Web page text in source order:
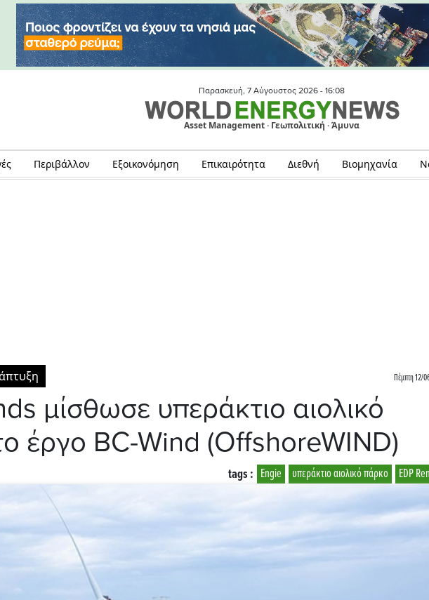
Παρασκευή, 7 Αύγουστος 2026 - 16:08
Asset Management · Γεωπολιτική · Άμυνα
Περιβάλλον Εξοικονόμηση Επικαιρότητα Διεθνή Βιομηχανία
Πέμπτη 12/
μίσθωσε υπεράκτιο αιολικό
έργο BC-Wind (OffshoreWIND)
EDP
υπεράκτιο αιολικό πάρκο
Engie
tags :